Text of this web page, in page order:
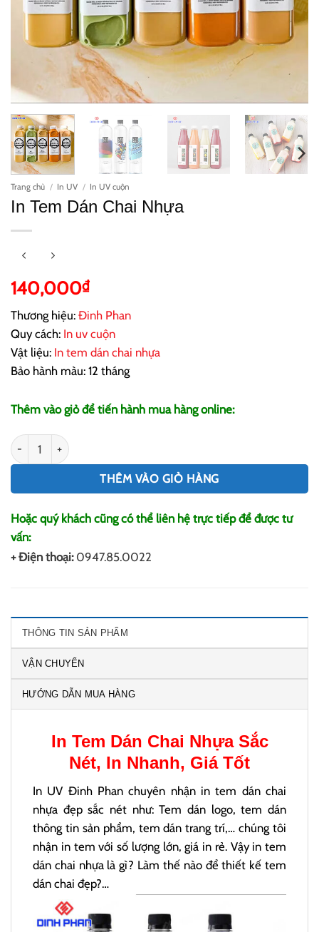
Trang chủ / In UV / In UV cuộn
In Tem Dán Chai Nhựa
140,000₫
Thương hiệu: Đinh Phan
Quy cách: In uv cuộn
Vật liệu: In tem dán chai nhựa
Bảo hành màu: 12 tháng
Thêm vào giỏ để tiến hành mua hàng online:
In Tem Dán Chai Nhựa số lượng
THÊM VÀO GIỎ HÀNG
Hoặc quý khách cũng có thể liên hệ trực tiếp để được tư
vấn:
+ Điện thoại: 0947.85.0022
THÔNG TIN SẢN PHẨM
VẬN CHUYỂN
HƯỚNG DẪN MUA HÀNG
In Tem Dán Chai NhựaSắc
Nét, In Nhanh, Giá Tốt
In UV Đinh Phan chuyên nhận in tem dán chai
nhựa đẹp sắc nét như: Tem dán logo, tem dán
thông tin sản phẩm, tem dán trang trí,… chúng tôi
nhận in tem với số lượng lớn, giá in rẻ. Vậy in tem
dán chai nhựa là gì? Làm thế nào để thiết kế tem
dán chai đẹp?…